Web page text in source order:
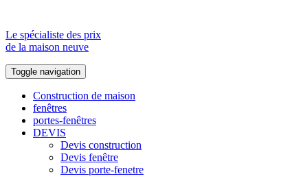
Le spécialiste des prix
de la maison neuve
Toggle navigation
Construction de maison
fenêtres
portes-fenêtres
DEVIS
Devis construction
Devis fenêtre
Devis porte-fenetre